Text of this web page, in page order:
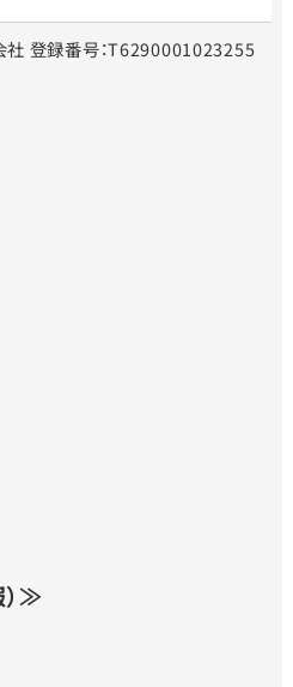
登録番号：T6290001023255
≫